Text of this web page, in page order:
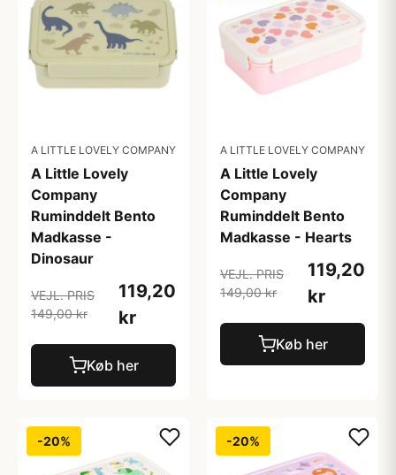
A LITTLE LOVELY COMPANY
A Little Lovely
Company
Ruminddelt Bento
Madkasse -
Dinosaur
VEJL. PRIS
149,00 kr
119,20
kr
Køb her
A LITTLE LOVELY COMPANY
A Little Lovely
Company
Ruminddelt Bento
Madkasse - Hearts
VEJL. PRIS
149,00 kr
119,20
kr
Køb her
-20% -20%